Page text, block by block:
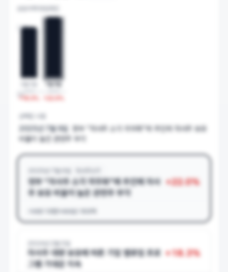
22%
0%
7월 9일
2025년 7월 9일
정부 “자사주 소각 의무화”에 추진에 자사주 보유
비율이 높은 관련주 부각
정부 “자사주 소각 의무화”에 추진에 자사
주 보유 비율이 높은 관련주 부각
+22.0%
자사주 대량 보유에 따른 기업 밸류업 프로
그램 기대감 지속
+ 18.3%